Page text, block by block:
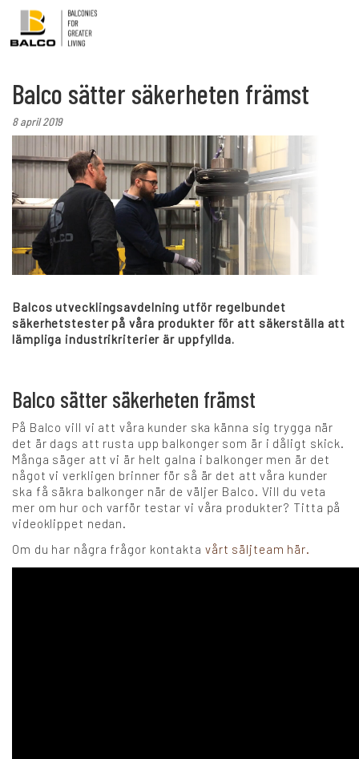
Kontakt/Service
Balkongrenovering
Hållbarhet
Nyheter
Karriär
Språk:
SV NL
Balco sätter säkerheten främst
8 april 2019
Balcos utvecklingsavdelning utför regelbundet
säkerhetstester på våra produkter för att säkerställa att
lämpliga industrikriterier är uppfyllda.
Balco sätter säkerheten främst
På Balco vill vi att våra kunder ska känna sig trygga när
det är dags att rusta upp balkonger som är i dåligt skick.
Många säger att vi är helt galna i balkonger men är det
något vi verkligen brinner för så är det att våra kunder
ska få säkra balkonger när de väljer Balco. Vill du veta
mer om hur och varför testar vi våra produkter? Titta på
videoklippet nedan.
Om du har några frågor kontakta vårt säljteam här.